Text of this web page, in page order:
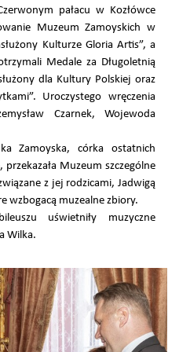
pałacu w Kozłówce
Muzeum Zamoyskich w
Kulturze Gloria Artis”, a
Medale za Długoletnią
dla Kultury Polskiej oraz
Uroczystego wręczenia
Czarnek, Wojewoda
Zamoyska, córka ostatnich
przekazała Muzeum szczególne
z jej rodzicami, Jadwigą
wzbogacą muzealne zbiory.
uświetniły muzyczne
Wilka.